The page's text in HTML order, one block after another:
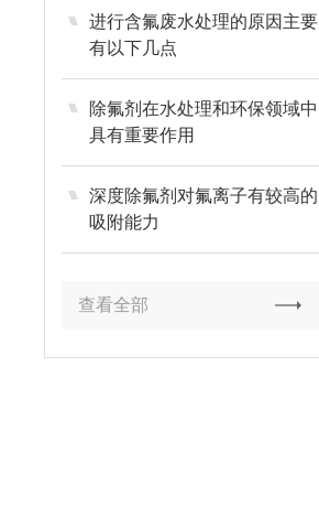
进行含氟废水处理的原因主要
有以下几点
除氟剂在水处理和环保领域中
具有重要作用
深度除氟剂对氟离子有较高的
吸附能力
查看全部